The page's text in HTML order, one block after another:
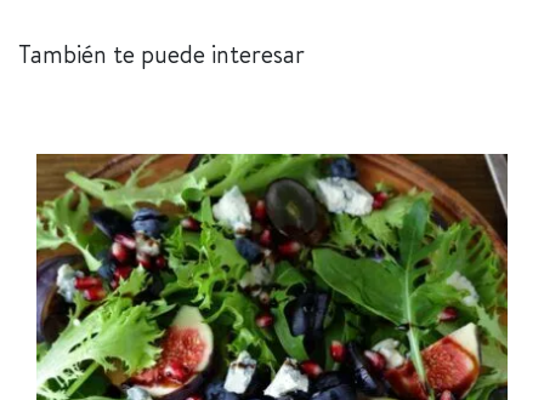
También te puede interesar